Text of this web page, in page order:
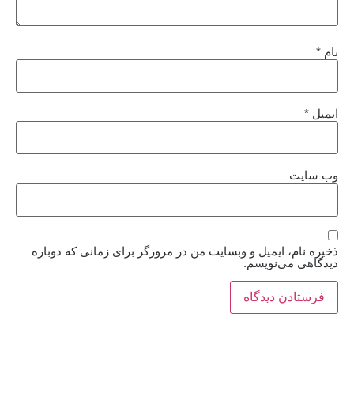
نام *
ایمیل *
وب‌ سایت
ذخیره نام، ایمیل و وبسایت من در مرورگر برای زمانی که دوباره
دیدگاهی می‌نویسم.